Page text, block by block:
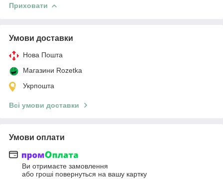
Приховати
Умови доставки
Нова Пошта
Магазини Rozetka
Укрпошта
Всі умови доставки
Умови оплати
Ви отримаєте замовлення
або гроші повернуться на вашу картку